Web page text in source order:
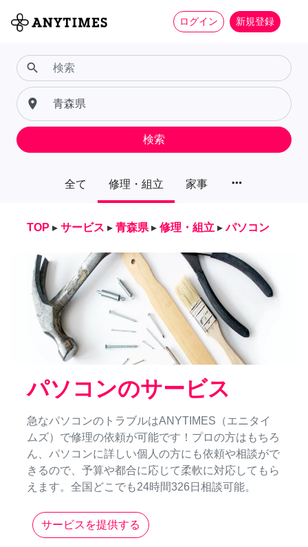
ログイン 新規登録
全て 修理・組立 家事 more_horiz
search
place
検索
TOP ▸ サービス ▸ 青森県 ▸ 修理・組立 ▸ パソコン
パソコンのサービス
急なパソコンのトラブルはANYTIMES（エニタイ
ムズ）で修理の依頼が可能です！プロの方はもちろ
ん、パソコンに詳しい個人の方にも依頼や相談がで
きるので、予算や都合に応じて柔軟に対応してもら
えます。全国どこでも24時間326日相談可能。
サービスを提供する